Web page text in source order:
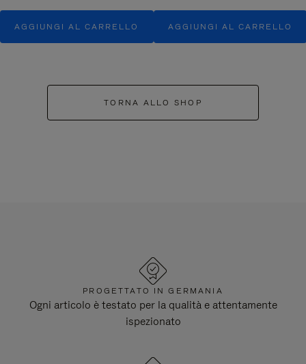
AGGIUNGI AL CARRELLO AGGIUNGI AL CARRELLO
TORNA ALLO SHOP
PROGETTATO IN GERMANIA
Ogni articolo è testato per la qualità e attentamente
ispezionato